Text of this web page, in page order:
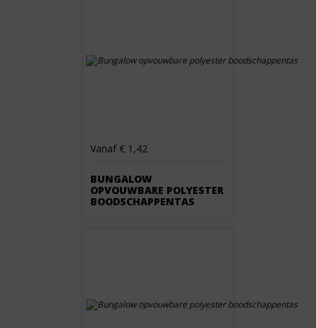
Vanaf € 1,42
BUNGALOW
OPVOUWBARE POLYESTER
BOODSCHAPPENTAS